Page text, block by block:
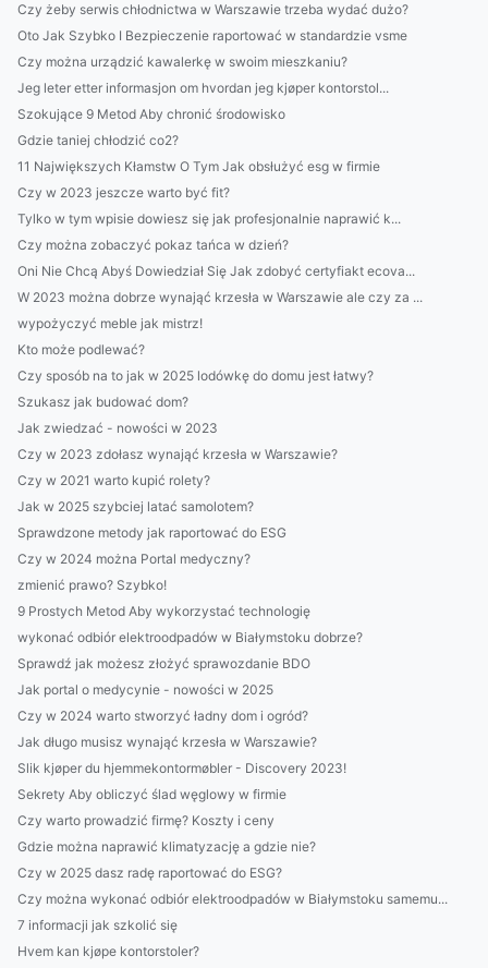
Czy żeby serwis chłodnictwa w Warszawie trzeba wydać dużo?
Oto Jak Szybko I Bezpieczenie raportować w standardzie vsme
Czy można urządzić kawalerkę w swoim mieszkaniu?
Jeg leter etter informasjon om hvordan jeg kjøper kontorstol...
Szokujące 9 Metod Aby chronić środowisko
Gdzie taniej chłodzić co2?
11 Największych Kłamstw O Tym Jak obsłużyć esg w firmie
Czy w 2023 jeszcze warto być fit?
Tylko w tym wpisie dowiesz się jak profesjonalnie naprawić k...
Czy można zobaczyć pokaz tańca w dzień?
Oni Nie Chcą Abyś Dowiedział Się Jak zdobyć certyfiakt ecova...
W 2023 można dobrze wynająć krzesła w Warszawie ale czy za ...
wypożyczyć meble jak mistrz!
Kto może podlewać?
Czy sposób na to jak w 2025 lodówkę do domu jest łatwy?
Szukasz jak budować dom?
Jak zwiedzać - nowości w 2023
Czy w 2023 zdołasz wynająć krzesła w Warszawie?
Czy w 2021 warto kupić rolety?
Jak w 2025 szybciej latać samolotem?
Sprawdzone metody jak raportować do ESG
Czy w 2024 można Portal medyczny?
zmienić prawo? Szybko!
9 Prostych Metod Aby wykorzystać technologię
wykonać odbiór elektroodpadów w Białymstoku dobrze?
Sprawdź jak możesz złożyć sprawozdanie BDO
Jak portal o medycynie - nowości w 2025
Czy w 2024 warto stworzyć ładny dom i ogród?
Jak długo musisz wynająć krzesła w Warszawie?
Slik kjøper du hjemmekontormøbler - Discovery 2023!
Sekrety Aby obliczyć ślad węglowy w firmie
Czy warto prowadzić firmę? Koszty i ceny
Gdzie można naprawić klimatyzację a gdzie nie?
Czy w 2025 dasz radę raportować do ESG?
Czy można wykonać odbiór elektroodpadów w Białymstoku samemu...
7 informacji jak szkolić się
Hvem kan kjøpe kontorstoler?